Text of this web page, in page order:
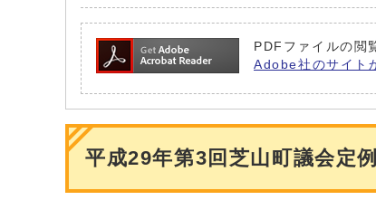
PDFファイルの閲
Adobe社のサイト
平成29年第3回芝山町議会定